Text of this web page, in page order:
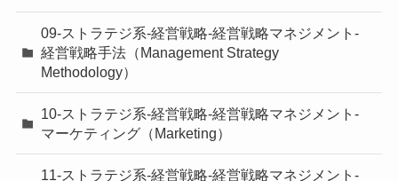
09-ストラテジ系-経営戦略-経営戦略マネジメント-
経営戦略手法（Management Strategy
Methodology）
10-ストラテジ系-経営戦略-経営戦略マネジメント-
マーケティング（Marketing）
11-ストラテジ系-経営戦略-経営戦略マネジメント-